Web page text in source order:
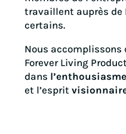
travaillent auprès de
certains.
Nous accomplissons
Forever Living
dans l’enthousiasme
et l’esprit